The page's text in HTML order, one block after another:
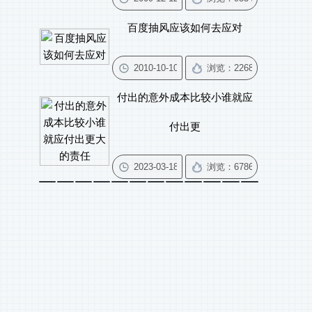
百度抽风应该如何去应对
付出的意外成本比较小谁就应
付出更